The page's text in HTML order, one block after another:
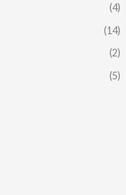
(4)
(14)
(2)
(5)